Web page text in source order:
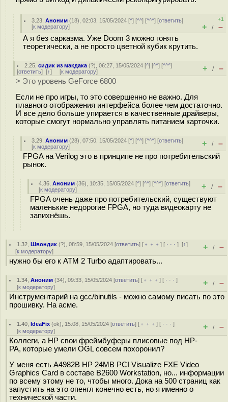
3.23 ,Аноним (18), 02:03, 15/05/2024 [^] [^^] [^^^] [ответить]
[к модератору]
+1
+ / –
А я без сарказма. Уже Doom 3 можно гонять
теоретически, а не просто цветной кубик крутить.
2.25 ,сидик из макдака (?), 06:27, 15/05/2024 [^] [^^] [^^^]
[ответить] [↑] [к модератору] + / –
> Это уровень GeForce 6800
Если не про игры, то это совершенно не важно. Для
плавного отображения интерфейса более чем достаточно.
И все дело больше упирается в качественные драйверы,
которые смогут нормально управлять питанием карточки.
3.29 ,Аноним (28), 07:50, 15/05/2024 [^] [^^] [^^^] [ответить]
[к модератору] + / –
FPGA на Verilog это в принципе не про потребительский
рынок.
4.36 ,Аноним (36), 10:35, 15/05/2024 [^] [^^] [^^^] [ответить]
[к модератору] + / –
FPGA очень даже про потребительский, существуют
маленькие недорогие FPGA, но туда видеокарту не
запихнёшь.
1.32 ,Швондик (?), 08:59, 15/05/2024 [ответить] [ ﹢﹢﹢] [ · · ·][↑]
[к модератору] + / –
нужно бы его к АТМ 2 Turbo адаптировать...
1.34 ,Аноним (34), 09:33, 15/05/2024 [ответить] [ ﹢﹢﹢] [ · · ·]
[к модератору] + / –
Инструментарий на gcc/binutils - можно самому писать по это
прошивку. На асме.
1.40 ,IdeaFix (ok), 15:08, 15/05/2024 [ответить] [ ﹢﹢﹢] [ · · ·]
[к модератору] + / –
Коллеги, а HP свои фреймбуферы плисовые под HP-
PA, которые умели OGL совсем похоронил?
У меня есть A4982B HP 24MB PCI Visualize FXE Video
Graphics Card в составе B2600 Workstation, но... информации
по всему этому не то, чтобы много. Дока на 500 страниц как
запустить на это опенгл конечно есть, но я именно о
технической части.